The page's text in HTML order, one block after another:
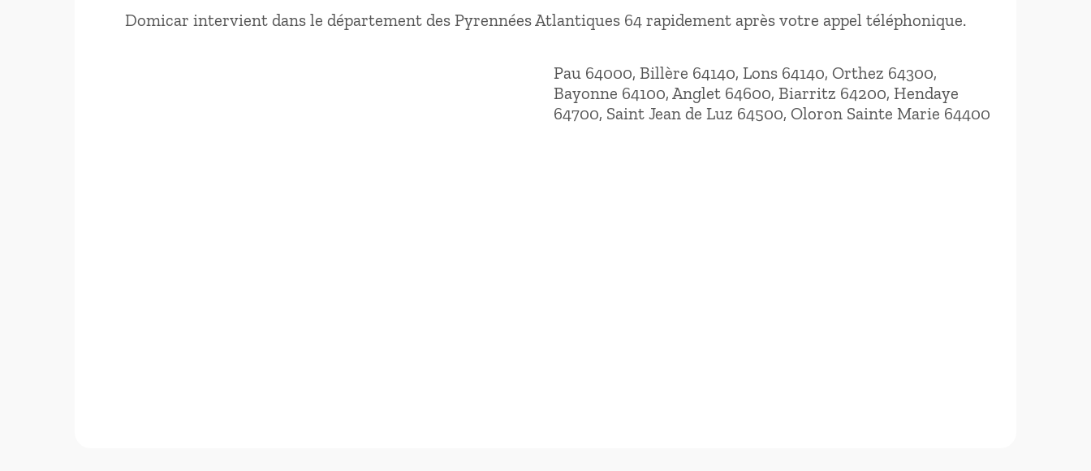
Domicar intervient dans le département des Pyrennées Atlantiques 64 rapidement après votre appel téléphonique.
Pau 64000, Billère 64140, Lons 64140, Orthez 64300,
Bayonne 64100, Anglet 64600, Biarritz 64200, Hendaye
64700, Saint Jean de Luz 64500, Oloron Sainte Marie 64400